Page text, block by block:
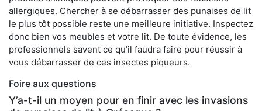
allergiques. Chercher à se débarrasser des punaises de lit
le plus tôt possible reste une meilleure initiative. Inspectez
donc bien vos meubles et votre lit. De toute évidence, les
professionnels savent ce qu’il faudra faire pour réussir à
vous débarrasser de ces insectes piqueurs.
Foire aux questions
Y’a-t-il un moyen pour en finir avec les invasions